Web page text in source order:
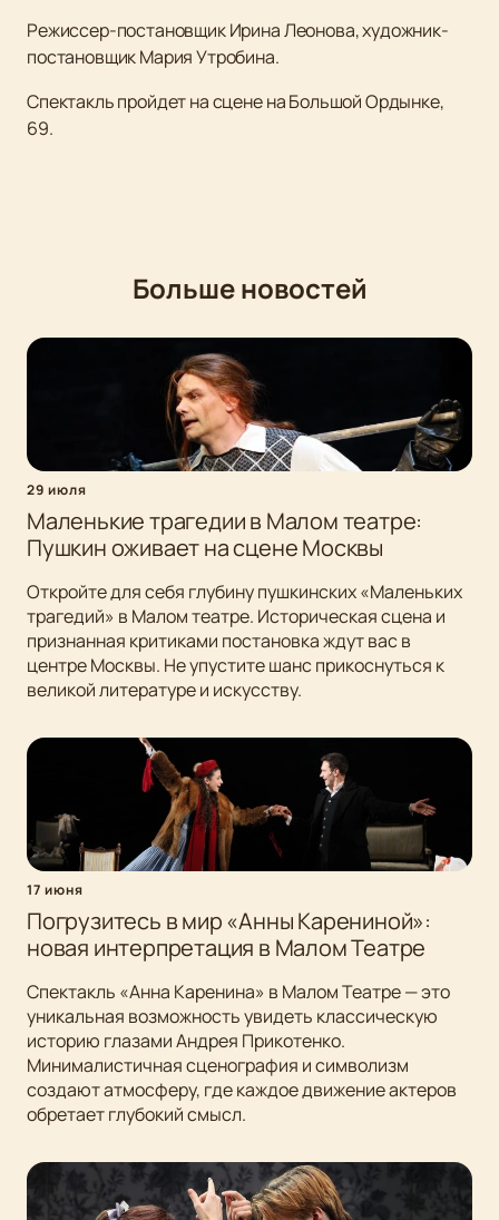
Режиссер-постановщик Ирина Леонова, художник-
постановщик Мария Утробина.
Спектакль пройдет на сцене на Большой Ордынке,
69.
Больше новостей
29 июля
Маленькие трагедии в Малом театре:
Пушкин оживает на сцене Москвы
Откройте для себя глубину пушкинских «Маленьких
трагедий» в Малом театре. Историческая сцена и
признанная критиками постановка ждут вас в
центре Москвы. Не упустите шанс прикоснуться к
великой литературе и искусству.
17 июня
Погрузитесь в мир «Анны Карениной»:
новая интерпретация в Малом Театре
Спектакль «Анна Каренина» в Малом Театре — это
уникальная возможность увидеть классическую
историю глазами Андрея Прикотенко.
Минималистичная сценография и символизм
создают атмосферу, где каждое движение актеров
обретает глубокий смысл.